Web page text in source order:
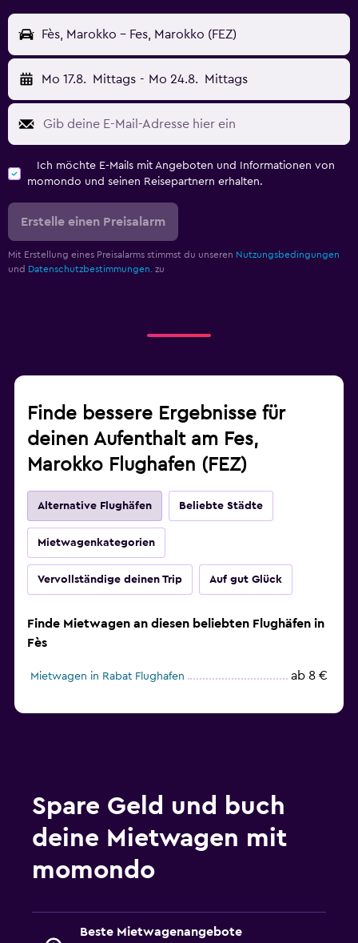
Fès, Marokko - Fes, Marokko (FEZ)
Mo 17.8. Mittags - Mo 24.8. Mittags
Ich möchte E-Mails mit Angeboten und Informationen von
momondo und seinen Reisepartnern erhalten.
Erstelle einen Preisalarm
Mit Erstellung eines Preisalarms stimmst du unseren Nutzungsbedingungen
und Datenschutzbestimmungen. zu
Finde bessere Ergebnisse für
deinen Aufenthalt am Fes,
Marokko Flughafen (FEZ)
Alternative Flughäfen Beliebte Städte
Mietwagenkategorien
Vervollständige deinen Trip Auf gut Glück
Finde Mietwagen an diesen beliebten Flughäfen in
Fès
Mietwagen in Rabat Flughafen ab 8 €
Spare Geld und buch
deine Mietwagen mit
momondo
Beste Mietwagenangebote